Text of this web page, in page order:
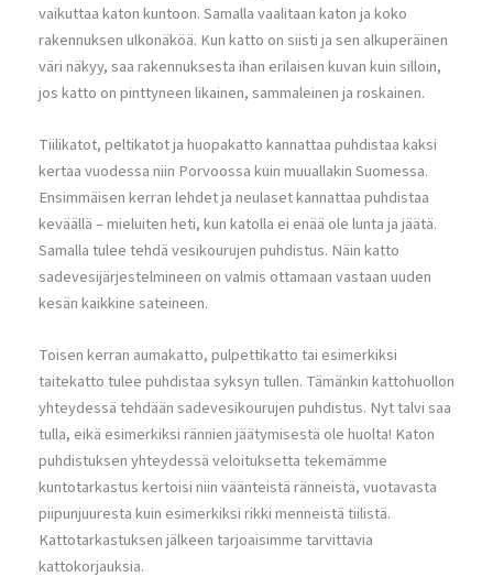
vaikuttaa katon kuntoon. Samalla vaalitaan katon ja koko
rakennuksen ulkonäköä. Kun katto on siisti ja sen alkuperäinen
väri näkyy, saa rakennuksesta ihan erilaisen kuvan kuin silloin,
jos katto on pinttyneen likainen, sammaleinen ja roskainen.
Tiilikatot, peltikatot ja huopakatto kannattaa puhdistaa kaksi
kertaa vuodessa niin Porvoossa kuin muuallakin Suomessa.
Ensimmäisen kerran lehdet ja neulaset kannattaa puhdistaa
keväällä – mieluiten heti, kun katolla ei enää ole lunta ja jäätä.
Samalla tulee tehdä vesikourujen puhdistus. Näin katto
sadevesijärjestelmineen on valmis ottamaan vastaan uuden
kesän kaikkine sateineen.
Toisen kerran aumakatto, pulpettikatto tai esimerkiksi
taitekatto tulee puhdistaa syksyn tullen. Tämänkin kattohuollon
yhteydessä tehdään sadevesikourujen puhdistus. Nyt talvi saa
tulla, eikä esimerkiksi rännien jäätymisestä ole huolta! Katon
puhdistuksen yhteydessä veloituksetta tekemämme
kuntotarkastus kertoisi niin väänteistä ränneistä, vuotavasta
piipunjuuresta kuin esimerkiksi rikki menneistä tiilistä.
Kattotarkastuksen jälkeen tarjoaisimme tarvittavia
kattokorjauksia.